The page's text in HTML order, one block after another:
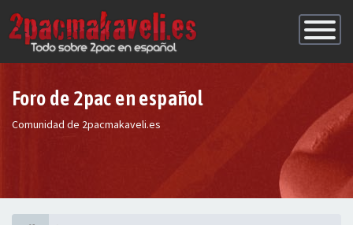
de
Foro de 2pac en español
Comunidad de 2pacmakaveli.es